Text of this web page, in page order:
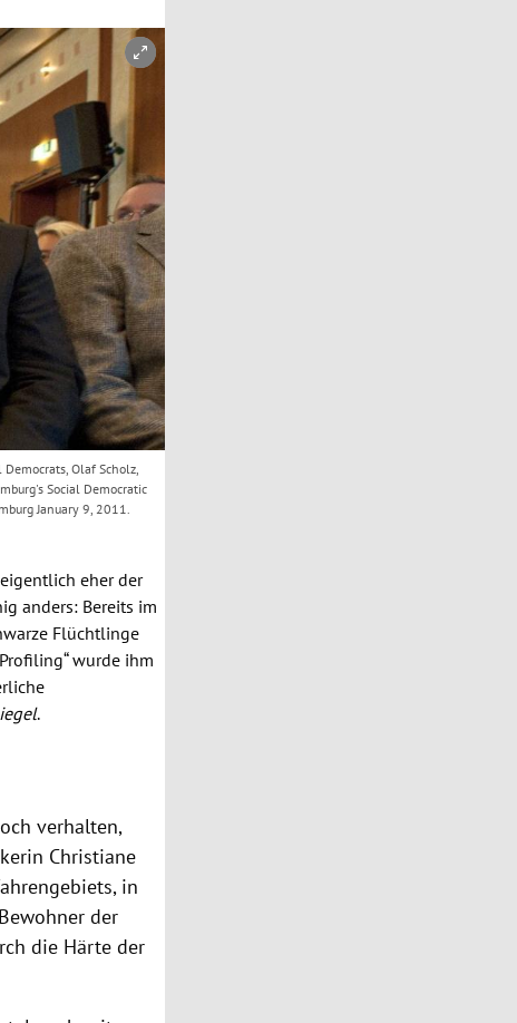
Olaf Scholz,
Social Democratic
January 9, 2011.
eher der
anders: Bereits im
Flüchtlinge
wurde ihm
.
verhalten,
Christiane
, in
der
die Härte der